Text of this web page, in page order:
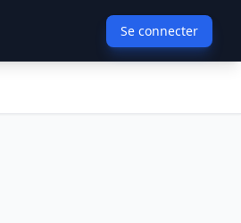
Se connecter